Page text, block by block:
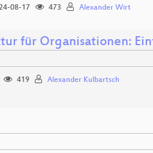
08-17 473 Alexander Wirt
für Organisationen:
419 Alexander Kulbartsch